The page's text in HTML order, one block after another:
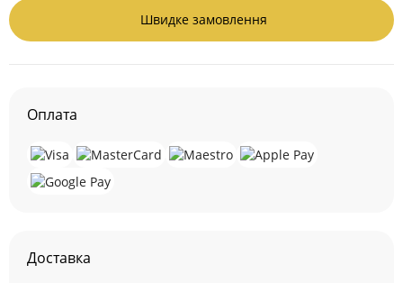
Швидке замовлення
Оплата
Доставка